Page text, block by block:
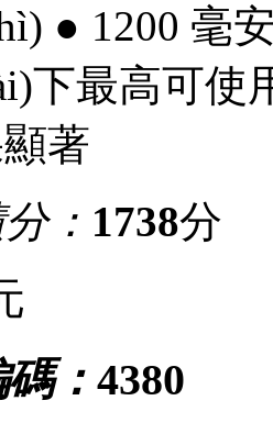
● 1200 毫
下最高可使
顯著
： 1738分
： 4380